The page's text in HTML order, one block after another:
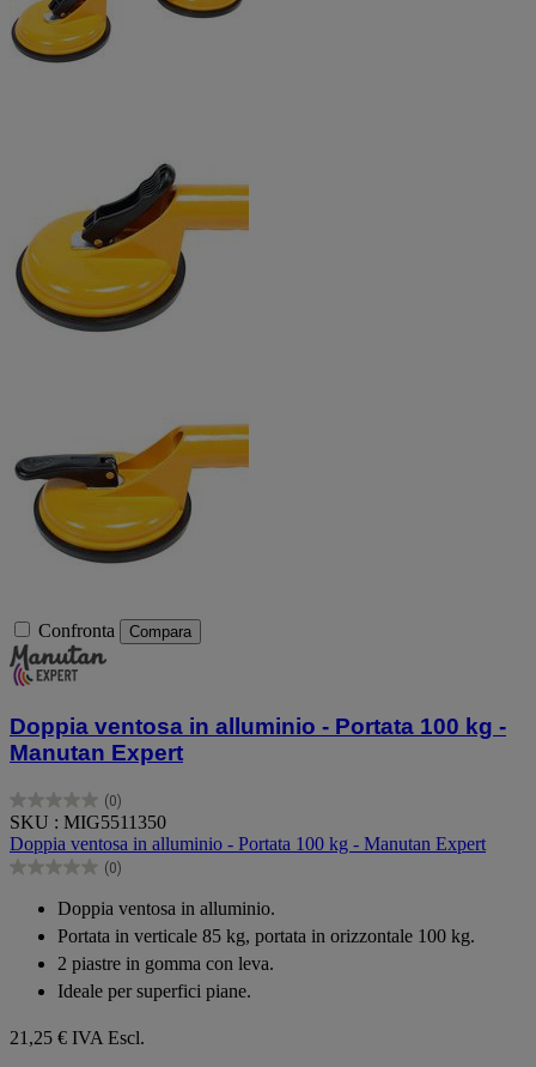
Confronta Compara
Doppia ventosa in alluminio - Portata 100 kg -
Manutan Expert
(0)
0.0
su
5
stelle.
SKU : MIG5511350
Doppia ventosa in alluminio - Portata 100 kg - Manutan Expert
(0)
0.0
stelle.
Doppia ventosa in alluminio.
Portata in verticale 85 kg, portata in orizzontale 100 kg.
2 piastre in gomma con leva.
Ideale per superfici piane.
21,25 € IVA Escl.